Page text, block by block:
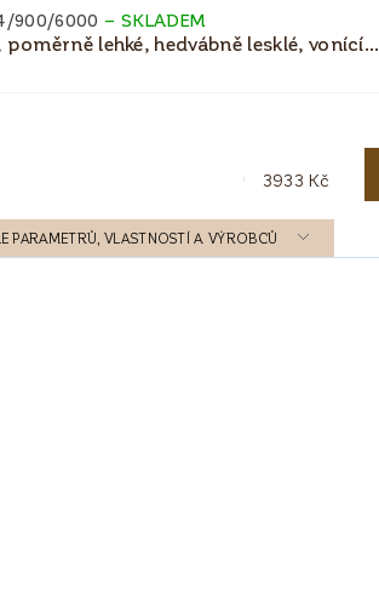
900/6000 – SKLADEM
poměrně lehké, hedvábně lesklé, vonící...
3933 Kč
PARAMETRŮ, VLASTNOSTÍ A VÝROBCŮ